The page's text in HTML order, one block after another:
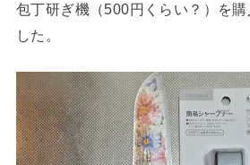
包丁研ぎ機（500円くらい？）を購
した。